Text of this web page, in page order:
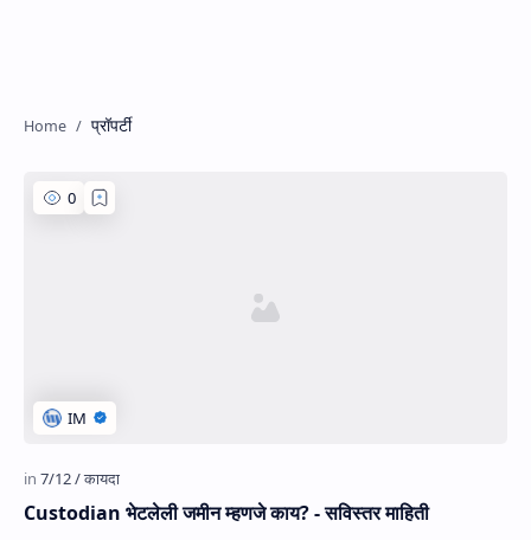
प्रॉपर्टी
Custodian भेटलेली जमीन म्हणजे काय? - सविस्तर माहिती